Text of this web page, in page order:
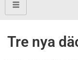
Tre nya